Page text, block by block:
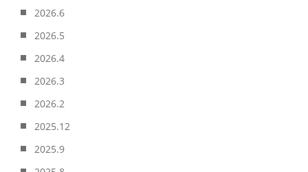
2026.6
2026.5
2026.4
2026.3
2026.2
2025.12
2025.9